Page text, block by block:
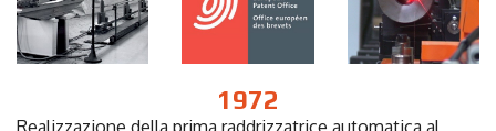
1972
Realizzazione della prima raddrizzatrice automatica al